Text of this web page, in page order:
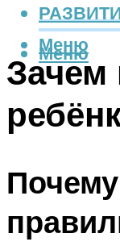
Меню
Меню
Зачем